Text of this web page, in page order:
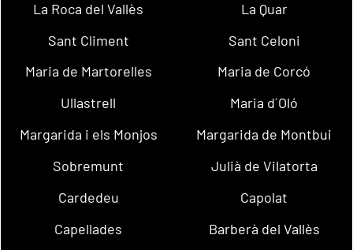
La Roca del Vallès
La Quar
Sant Climent
Sant Celoni
Maria de Martorelles
Maria de Corcó
Ullastrell
Maria d´Oló
Margarida i els Monjos
Margarida de Montbui
Sobremunt
Julià de Vilatorta
Cardedeu
Capolat
Capellades
Barberà del Vallès